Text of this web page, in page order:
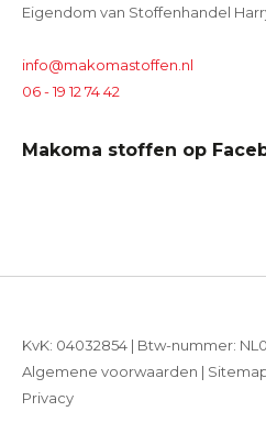
Eigendom van Stoffenhandel
info@makomastoffen.nl
06 - 19 12 74 42
Makoma stoffen op
KvK: 04032854 | Btw-nummer:
Algemene voorwaarden |
Privacy